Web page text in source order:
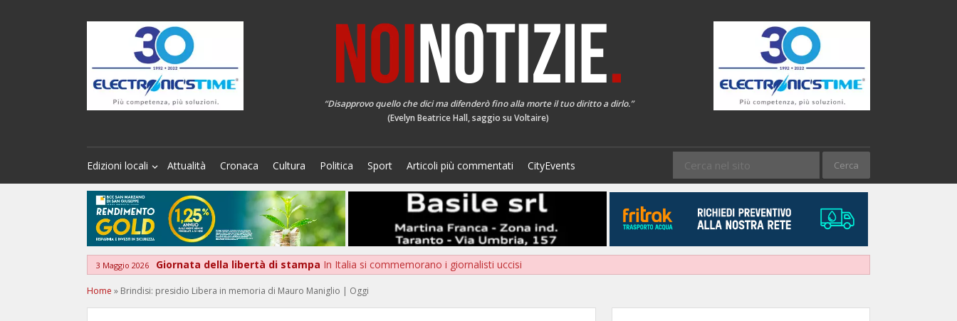
“Disapprovo quello che dici ma difenderò fino alla morte il tuo diritto a dirlo.”
(Evelyn Beatrice Hall, saggio su Voltaire)
Edizioni locali Attualità Cronaca Cultura Politica Sport Articoli più commentati CityEvents
3 Maggio 2026 Giornata della libertà di stampa In Italia si commemorano i giornalisti uccisi
Home » Brindisi: presidio Libera in memoria di Mauro Maniglio | Oggi